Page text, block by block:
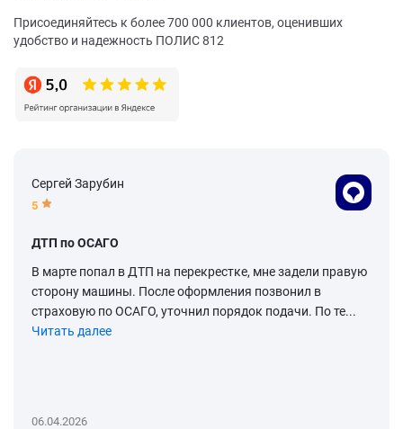
Присоединяйтесь к более 700 000 клиентов, оценивших
удобство и надежность ПОЛИС 812
Сергей Зарубин
5
ДТП по ОСАГО
В марте попал в ДТП на перекрестке, мне задели правую
сторону машины. После оформления позвонил в
страховую по ОСАГО, уточнил порядок подачи. По те...
Читать далее
06.04.2026